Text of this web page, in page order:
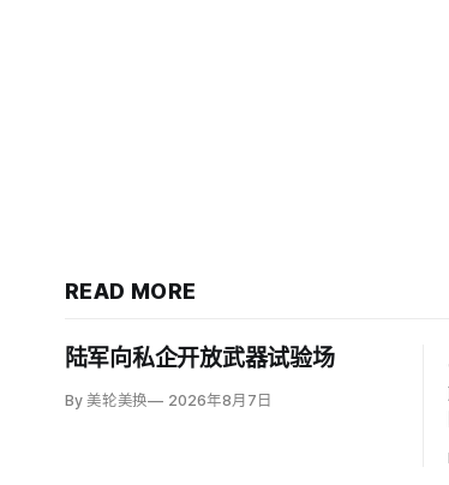
READ MORE
陆军向私企开放武器试验场
By 美轮美换 2026年8月7日